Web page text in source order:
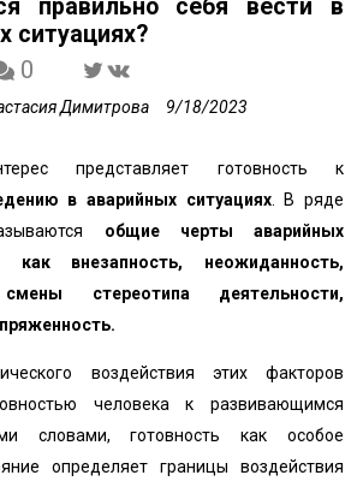
правильно себя вести в
ситуациях?
0
Димитрова 9/18/2023
представляет готовность к
в аварийных ситуациях. В ряде
общие черты аварийных
как внезапность, неожиданность,
стереотипа деятельности,
воздействия этих факторов
человека к развивающимся
словами, готовность как особое
определяет границы воздействия